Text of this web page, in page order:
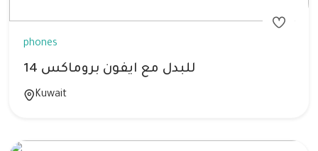
phones
للبدل مع ايفون بروماكس 14
Kuwait